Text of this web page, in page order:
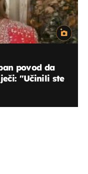
povod da
''Učinili ste